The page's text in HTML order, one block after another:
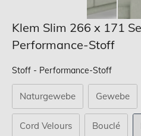
Klem Slim 266 x 171 Sektional Holzbein -
Performance-Stoff
Stoff - Performance-StoffStoff
Naturgewebe Gewebe
Cord Velours Bouclé